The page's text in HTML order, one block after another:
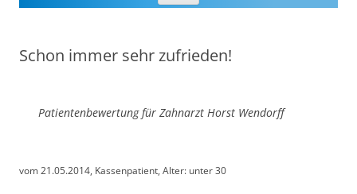
springen
Schon immer sehr zufrieden!
Patientenbewertung für Zahnarzt Horst Wendorff
vom 21.05.2014, Kassenpatient, Alter: unter 30